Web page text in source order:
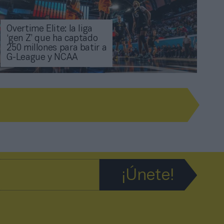
Overtime Elite: la liga
‘gen Z’ que ha captado
250 millones para batir a
G-League y NCAA